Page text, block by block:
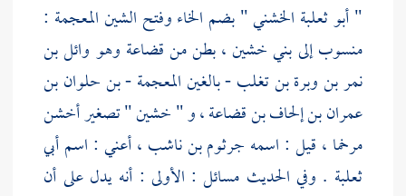
" أبو ثعلبة الخشني " بضم الخاء وفتح الشين المعجمة :
منسوب إلىبني خشين، بطن منقضاعة وهو وائل بن
نمر بن وبرة بن تغلب - بالغين المعجمة - بن حلوان بن
عمران بن إلحاف بن قضاعة، و "خشين "تصغير أخشن
مرخما ، قيل : اسمه جرثوم بن ناشب ،أعني : اسمأبي
ثعلبة . وفي الحديث مسائل : الأولى : أنه يدل على أن